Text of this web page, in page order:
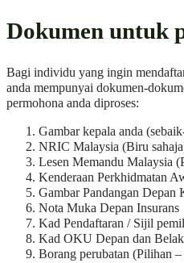
Dokumen untuk
Bagi individu yang ingin
anda mempunyai dokumen-
permohona anda diproses:
Gambar kepala anda
NRIC Malaysia (Biru
Lesen Memandu Malaysia
Kenderaan Perkhidmatan
Gambar Pandangan Depan
Nota Muka Depan Insurans
Kad Pendaftaran / Sijil
Kad OKU Depan dan
Borang perubatan (Pilihan